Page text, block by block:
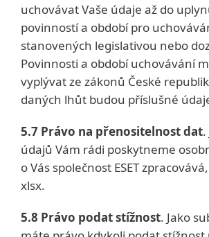
uchovávat Vaše údaje až do
povinností a období pro
stanovených legislativou nebo
Povinnosti a období uchovávání
vyplývat ze zákonů České
daných lhůt budou příslušné
5.7 Právo na přenositelnost dat
údajů Vám rádi poskytneme
o Vás společnost ESET
xlsx.
5.8 Právo podat stížnost. Jako